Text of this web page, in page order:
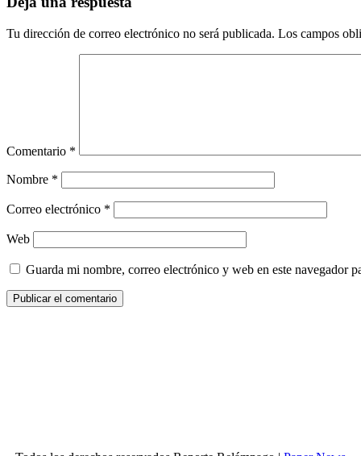
Tu dirección de correo electrónico no será publicada. Los campos
Comentario *
Nombre *
Correo electrónico *
Web
Guarda mi nombre, correo electrónico y web en este navegador